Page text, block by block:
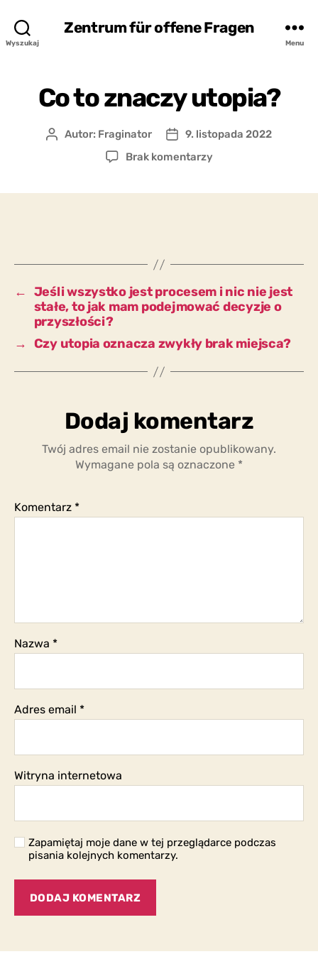
Wyszukaj
Zentrum für offene Fragen
Menu
Co to znaczy utopia?
AutorAutor: Fraginator
Data
wpisu
9. listopada 2022
Brak komentarzydo
← Jeśli wszystko jest procesem i nic nie jest
stałe, to jak mam podejmować decyzje o
przyszłości?
→ Czy utopia oznacza zwykły brak miejsca?
Dodaj komentarz
Twój adres email nie zostanie opublikowany.
Wymagane pola są oznaczone *
Komentarz *
Nazwa *
Adres email *
Witryna internetowa
Zapamiętaj moje dane w tej przeglądarce podczas
pisania kolejnych komentarzy.